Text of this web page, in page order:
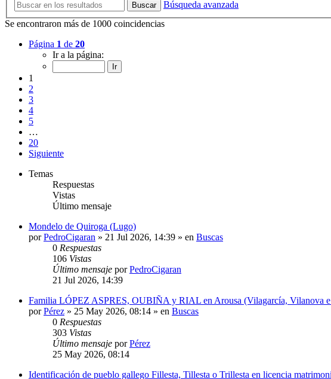
Buscar
Búsqueda avanzada
Se encontraron más de 1000 coincidencias
Página 1 de 20
Ir a la página:
1
2
3
4
5
…
20
Siguiente
Temas
Respuestas
Vistas
Último mensaje
Mondelo de Quiroga (Lugo)
porPedroCigaran » 21 Jul 2026, 14:39 » en Buscas
0 Respuestas
106 Vistas
Último mensaje porPedroCigaran
21 Jul 2026, 14:39
Familia LÓPEZ ASPRES, OUBIÑA y RIAL en Arousa (Vilagarcía, Vilanova
porPérez » 25 May 2026, 08:14 » en Buscas
0 Respuestas
303 Vistas
Último mensaje porPérez
25 May 2026, 08:14
Identificación de pueblo gallego Fillesta, Tillesta o Trillesta en licencia